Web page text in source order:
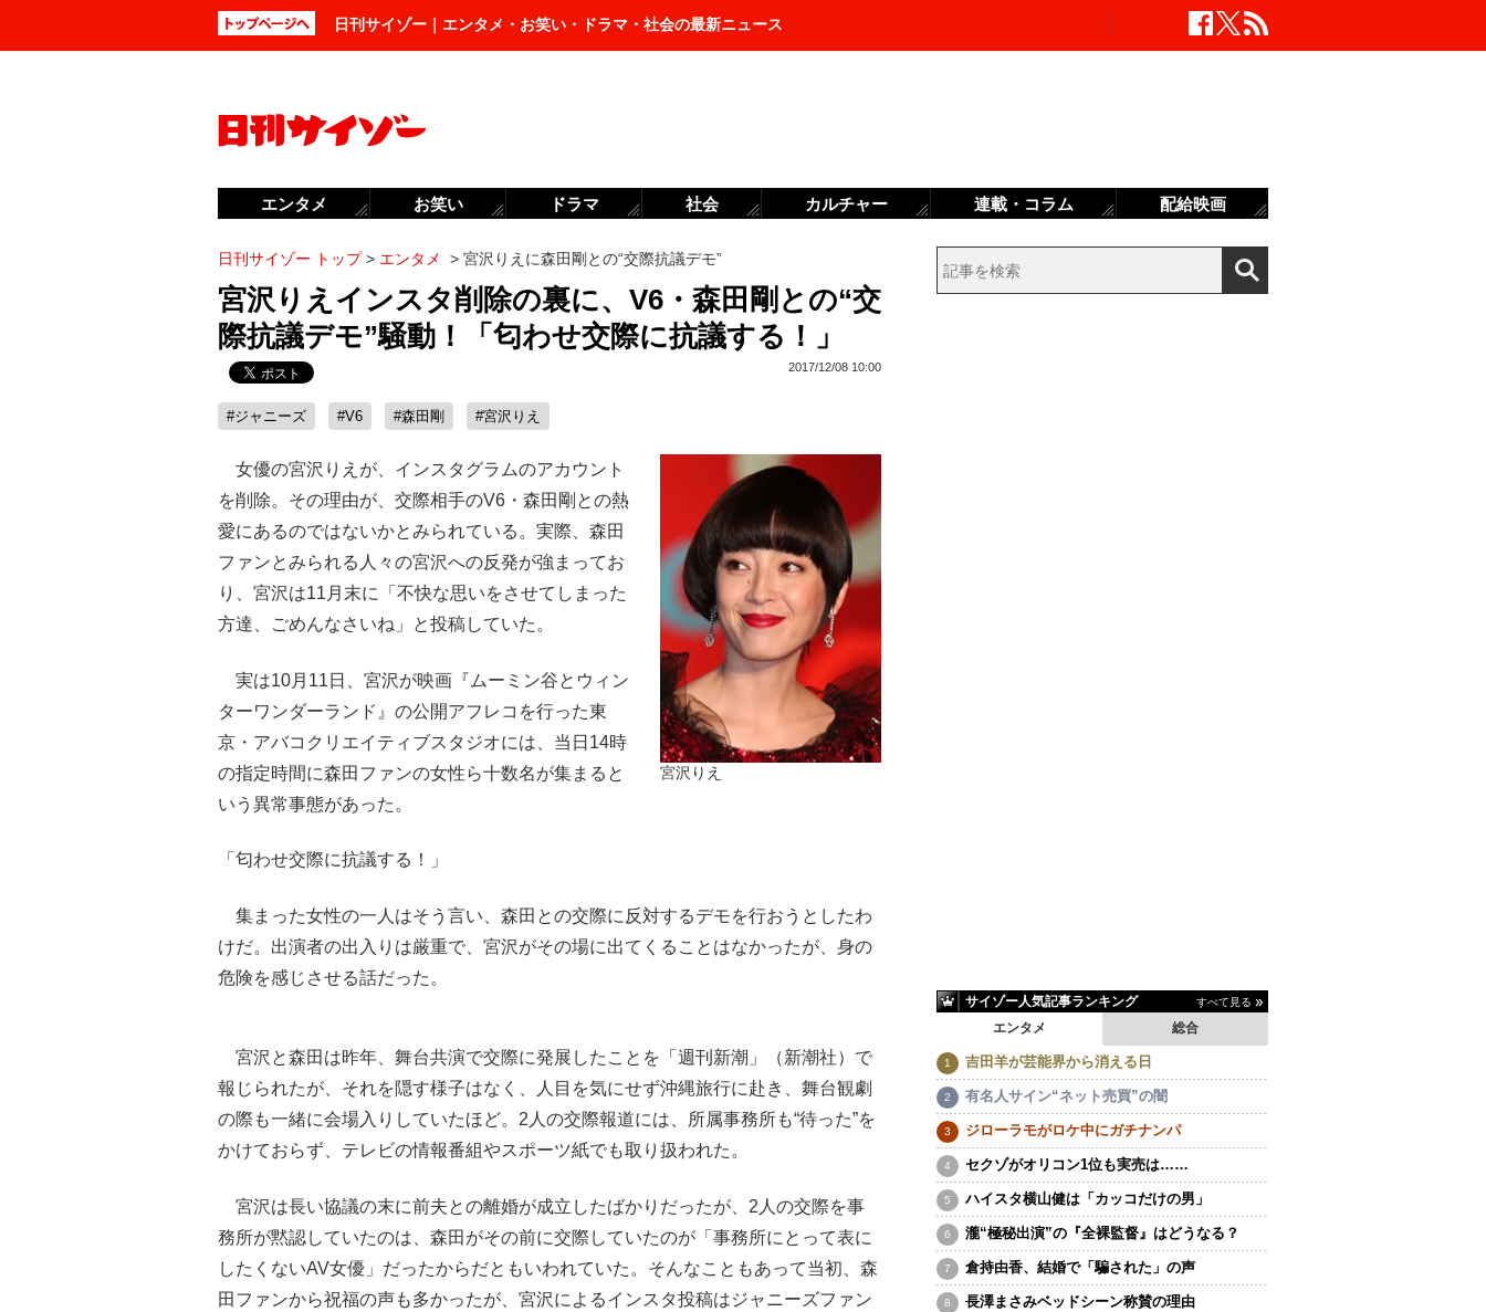
日刊サイゾー｜エンタメ・お笑い・ドラマ・社会の最新ニュース
日刊サイゾー トップ> エンタメ > 宮沢りえに森田剛との“交際抗議デモ”
宮沢りえインスタ削除の裏に、V6・森田剛との“交
際抗議デモ”騒動！「匂わせ交際に抗議する！」
2017/12/08 10:00
#ジャニーズ #V6 #森田剛 #宮沢りえ
宮沢りえ
女優の宮沢りえが、インスタグラムのアカウント
を削除。その理由が、交際相手のV6・森田剛との熱
愛にあるのではないかとみられている。実際、森田
ファンとみられる人々の宮沢への反発が強まってお
り、宮沢は11月末に「不快な思いをさせてしまった
方達、ごめんなさいね」と投稿していた。
実は10月11日、宮沢が映画『ムーミン谷とウィン
ターワンダーランド』の公開アフレコを行った東
京・アバコクリエイティブスタジオには、当日14時
の指定時間に森田ファンの女性ら十数名が集まると
いう異常事態があった。
「匂わせ交際に抗議する！」
集まった女性の一人はそう言い、森田との交際に反対するデモを行おうとしたわ
けだ。出演者の出入りは厳重で、宮沢がその場に出てくることはなかったが、身の
危険を感じさせる話だった。
宮沢と森田は昨年、舞台共演で交際に発展したことを「週刊新潮」（新潮社）で
報じられたが、それを隠す様子はなく、人目を気にせず沖縄旅行に赴き、舞台観劇
の際も一緒に会場入りしていたほど。2人の交際報道には、所属事務所も“待った”を
かけておらず、テレビの情報番組やスポーツ紙でも取り扱われた。
宮沢は長い協議の末に前夫との離婚が成立したばかりだったが、2人の交際を事
務所が黙認していたのは、森田がその前に交際していたのが「事務所にとって表に
したくないAV女優」だったからだともいわれていた。そんなこともあって当初、森
田ファンから祝福の声も多かったが、宮沢によるインスタ投稿はジャニーズファン
サイゾー人気記事ランキング すべて見る
エンタメ 総合
吉田羊が芸能界から消える日
有名人サイン“ネット売買”の闇
ジローラモがロケ中にガチナンパ
セクゾがオリコン1位も実売は……
ハイスタ横山健は「カッコだけの男」
瀧“極秘出演”の『全裸監督』はどうなる？
倉持由香、結婚で「騙された」の声
長澤まさみベッドシーン称賛の理由
エンタメ お笑い ドラマ 社会 カルチャー 連載・コラム 配給映画